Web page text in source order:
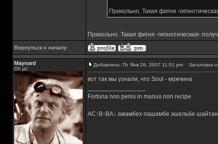
Прикольно. Такая фигня -
Прикольно. Такая фигня -гипнотическая-
Вернуться к началу
Maynard
Oh ja!
Добавлено: Пт Янв 26, 2007 11:51 pm Заголовок
вот так мы узнали, что Soul - мужчина
Fortuna non penis in manus non recipe
AC↑B↑BA↓ ажамбех пашамбе эшельбе